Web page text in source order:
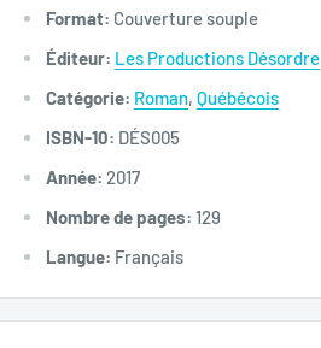
Format: Couverture souple
Éditeur: Les Productions Désordre
Catégorie: Roman, Québécois
ISBN-10: DÉS005
Année: 2017
Nombre de pages: 129
Langue: Français